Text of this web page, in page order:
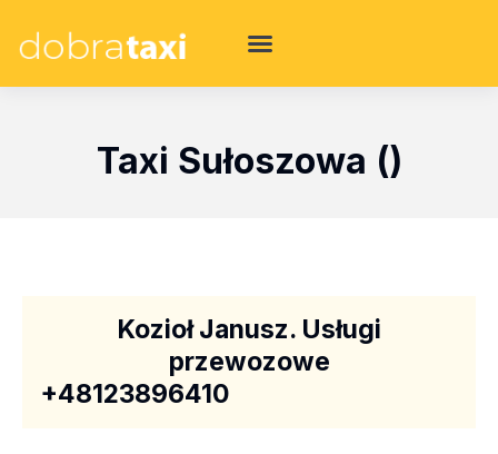
Taxi Sułoszowa ()
Kozioł Janusz. Usługi
przewozowe
+48123896410